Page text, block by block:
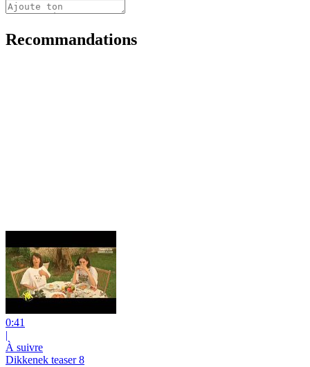
Recommandations
0:41
|
À suivre
Dikkenek teaser 8